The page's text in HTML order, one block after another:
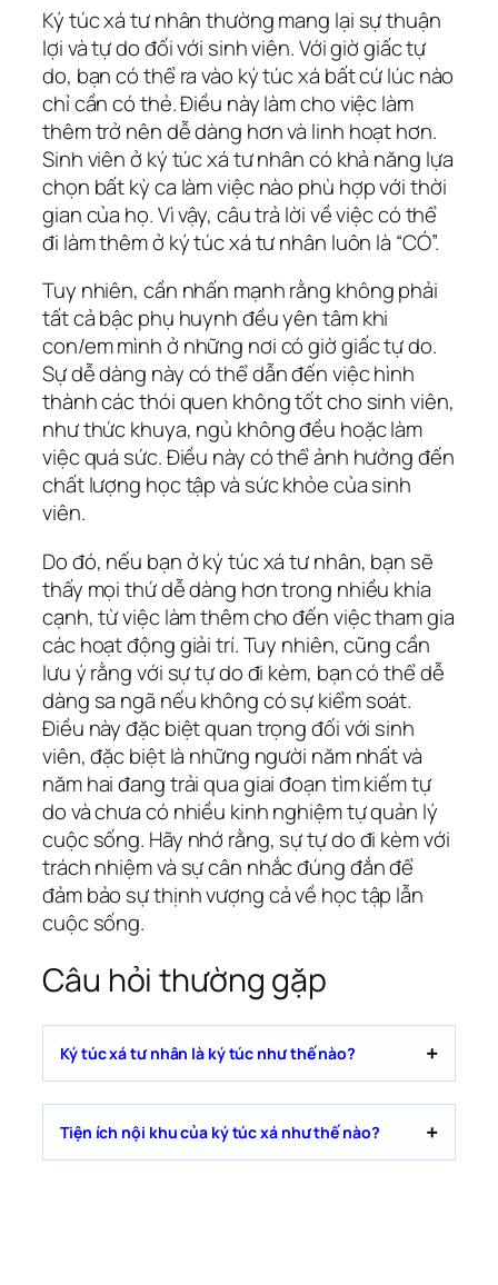
Ký túc xá tư nhân thường mang lại sự thuận
lợi và tự do đối với sinh viên. Với giờ giấc tự
do, bạn có thể ra vào ký túc xá bất cứ lúc nào
chỉ cần có thẻ. Điều này làm cho việc làm
thêm trở nên dễ dàng hơn và linh hoạt hơn.
Sinh viên ở ký túc xá tư nhân có khả năng lựa
chọn bất kỳ ca làm việc nào phù hợp với thời
gian của họ. Vì vậy, câu trả lời về việc có thể
đi làm thêm ở ký túc xá tư nhân luôn là “CÓ”.
Tuy nhiên, cần nhấn mạnh rằng không phải
tất cả bậc phụ huynh đều yên tâm khi
con/em mình ở những nơi có giờ giấc tự do.
Sự dễ dàng này có thể dẫn đến việc hình
thành các thói quen không tốt cho sinh viên,
như thức khuya, ngủ không đều hoặc làm
việc quá sức. Điều này có thể ảnh hưởng đến
chất lượng học tập và sức khỏe của sinh
viên.
Do đó, nếu bạn ở ký túc xá tư nhân, bạn sẽ
thấy mọi thứ dễ dàng hơn trong nhiều khía
cạnh, từ việc làm thêm cho đến việc tham gia
các hoạt động giải trí. Tuy nhiên, cũng cần
lưu ý rằng với sự tự do đi kèm, bạn có thể dễ
dàng sa ngã nếu không có sự kiểm soát.
Điều này đặc biệt quan trọng đối với sinh
viên, đặc biệt là những người năm nhất và
năm hai đang trải qua giai đoạn tìm kiếm tự
do và chưa có nhiều kinh nghiệm tự quản lý
cuộc sống. Hãy nhớ rằng, sự tự do đi kèm với
trách nhiệm và sự cân nhắc đúng đắn để
đảm bảo sự thịnh vượng cả về học tập lẫn
cuộc sống.
Câu hỏi thường gặp
Ký túc xá tư nhân là ký túc như thế nào?
Tiện ích nội khu của ký túc xá như thế nào?